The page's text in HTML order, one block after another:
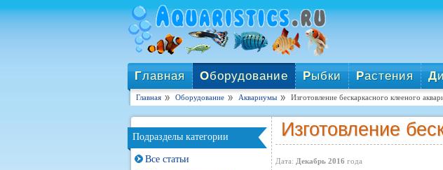
Главная Оборудование Рыбки Растения Д
Главная Оборудование Аквариумы Изготовление бескаркасного клееного
Подразделы категории
Все статьи
Изготовление
Дата: Декабрь 2016 года